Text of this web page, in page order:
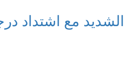
الشديد مع اشتداد